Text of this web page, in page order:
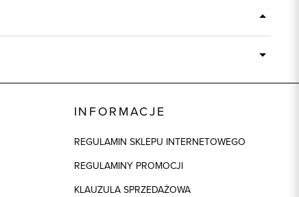
INFORMACJE
REGULAMIN SKLEPU INTERNETOWEGO
REGULAMINY PROMOCJI
KLAUZULA SPRZEDAŻOWA